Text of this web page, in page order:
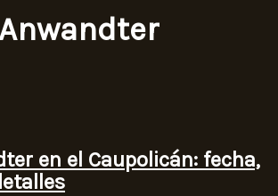
en el Caupolicán: fecha,